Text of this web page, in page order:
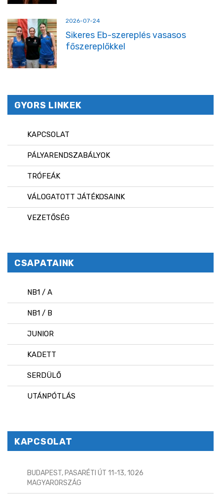
2026-07-24
Sikeres Eb-szereplés vasasos
főszereplőkkel
GYORS LINKEK
KAPCSOLAT
PÁLYARENDSZABÁLYOK
TRÓFEÁK
VÁLOGATOTT JÁTÉKOSAINK
VEZETŐSÉG
CSAPATAINK
NB1 / A
NB1 / B
JUNIOR
KADETT
SERDÜLŐ
UTÁNPÓTLÁS
KAPCSOLAT
BUDAPEST, PASARÉTI ÚT 11-13, 1026
MAGYARORSZÁG